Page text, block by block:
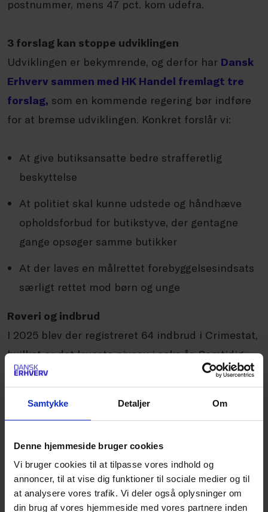
Samtykke Detaljer Om
Denne hjemmeside bruger cookies
Vi bruger cookies til at tilpasse vores indhold og
annoncer, til at vise dig funktioner til sociale medier og til
at analysere vores trafik. Vi deler også oplysninger om
din brug af vores hjemmeside med vores partnere inden
postnummer, mens 47 pct. kom udefra.
3 forslag kan stoppe udviklingen
Udviklingen er bekymrende, og derfor har Dansk
Erhverv sammen med HK Handel fremlagt tre
forslag, som en kommende regering bør indføre
for at bremse udviklingen. Konkret forslår vi:
At give butiksansatte bedre strafferetlig
beskyttelse
At politiet skal kunne udstede og håndhæve
opholdsforbud for butikstyve, der gentagne
gange opsøger samme butikker
At der laves en målrettet forebyggelsesindsats
særligt rettet mod børn og unge
Røveri og indbrud
I 2025 blev der registreret 64 indbrud i Crimestat,
hvilket er det laveste niveau i seks år. Samtidig
blev der registreret 60 røverier, svarende til en
indbruddene dermed fortsætter på et lavt niveau,
Læs den fulde rapport her.